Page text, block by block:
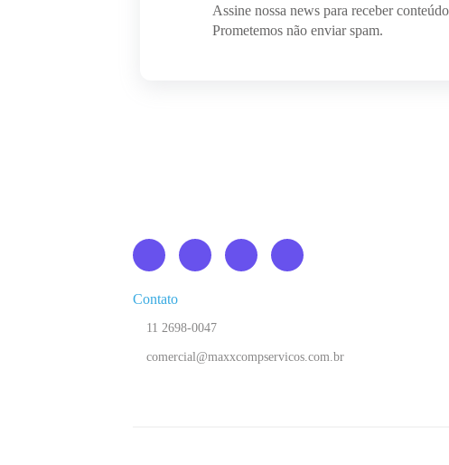
Assine nossa news para receber
Prometemos não enviar spam.
Contato
11 2698-0047
comercial@maxxcompservicos.com.br